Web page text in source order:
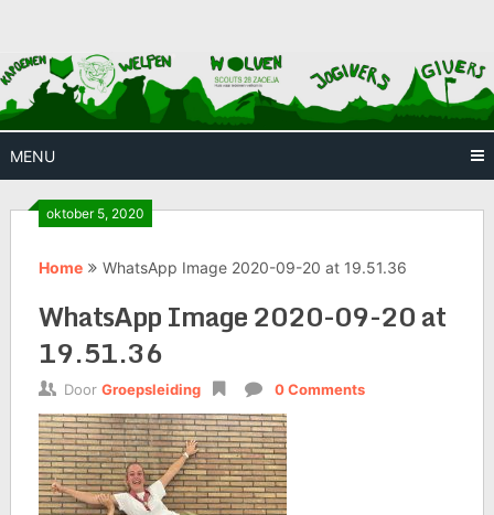
content
Scouts
28
Zaoeja
MENU
oktober 5, 2020
Home WhatsApp Image 2020-09-20 at 19.51.36
WhatsApp Image 2020-09-20 at
19.51.36
Door Groepsleiding 0 Comments